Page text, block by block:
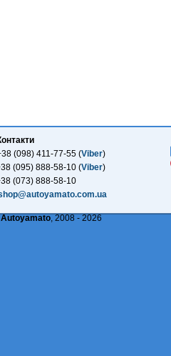
(098) 411-77-55 (Viber)
(095) 888-58-10 (Viber)
(073) 888-58-10
Autoyamato, 2008 - 2026